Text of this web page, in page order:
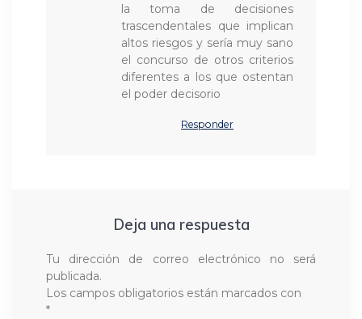
la toma de decisiones
trascendentales que implican
altos riesgos y sería muy sano
el concurso de otros criterios
diferentes a los que ostentan
el poder decisorio
Responder
Deja una respuesta
Tu dirección de correo electrónico no será
publicada.
Los campos obligatorios están marcados con
*